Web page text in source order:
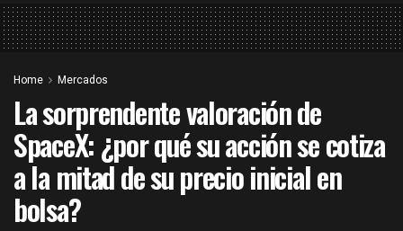
Home Mercados
La sorprendente valoración de
SpaceX: ¿por qué su acción se cotiza
a la mitad de su precio inicial en
bolsa?